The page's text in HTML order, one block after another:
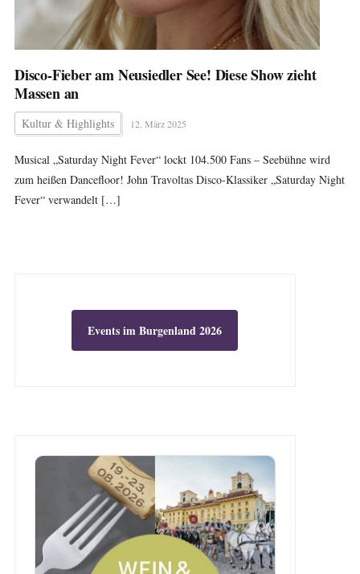
Disco-Fieber am Neusiedler See! Diese Show zieht
Massen an
Kultur & Highlights 12. März 2025
Musical „Saturday Night Fever“ lockt 104.500 Fans – Seebühne wird
zum heißen Dancefloor! John Travoltas Disco-Klassiker „Saturday Night
Fever“ verwandelt […]
Events im Burgenland 2026